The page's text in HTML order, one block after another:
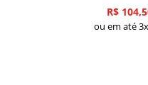
R$
ou em até